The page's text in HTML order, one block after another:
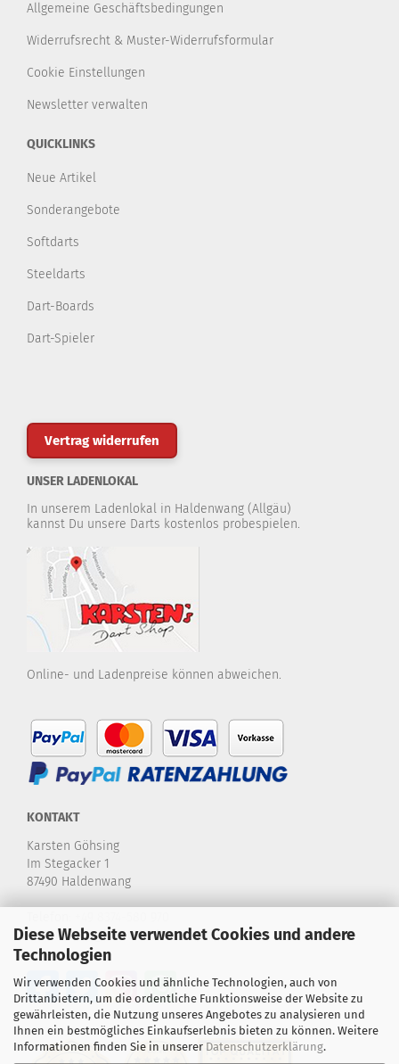
Diese Webseite verwendet Cookies und andere
Technologien
Wir verwenden Cookies und ähnliche Technologien, auch von
Drittanbietern, um die ordentliche Funktionsweise der Website zu
gewährleisten, die Nutzung unseres Angebotes zu analysieren und
Ihnen ein bestmögliches Einkaufserlebnis bieten zu können. Weitere
Informationen finden Sie in unserer Datenschutzerklärung.
Allgemeine Geschäftsbedingungen
Widerrufsrecht & Muster-Widerrufsformular
Cookie Einstellungen
Newsletter verwalten
QUICKLINKS
Neue Artikel
Sonderangebote
Softdarts
Steeldarts
Dart-Boards
Dart-Spieler
Vertrag widerrufen
UNSER LADENLOKAL
In unserem Ladenlokal in Haldenwang (Allgäu)
kannst Du unsere Darts kostenlos probespielen.
Online- und Ladenpreise können abweichen.
KONTAKT
Karsten Göhsing
Im Stegacker 1
87490 Haldenwang
E-Mail:info@karstensdartshop.de